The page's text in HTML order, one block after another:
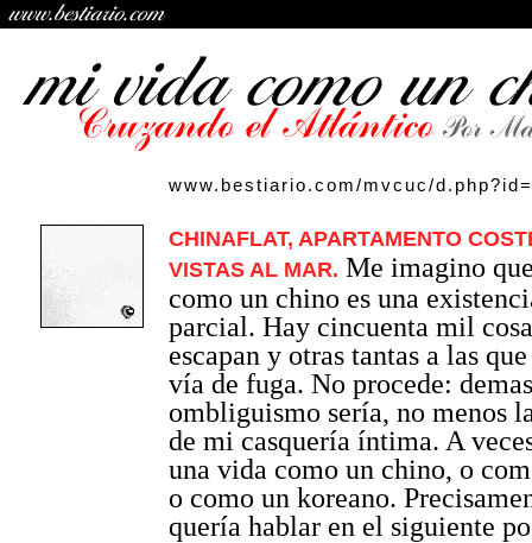
www.bestiario.com/mvcuc/
CHINAFLAT, APARTAMENTO
VISTAS AL MAR. Me imagino
como un chino es una
parcial. Hay cincuenta mil
escapan y otras tantas a las
vía de fuga. No procede:
ombliguismo sería, no menos
de mi casquería íntima. A
una vida como un chino, o
o como un koreano.
quería hablar en el siguiente